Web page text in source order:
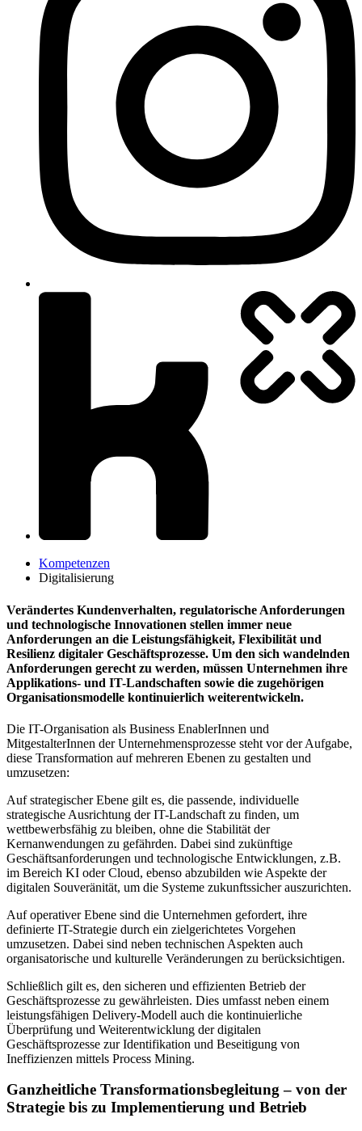
Kompetenzen
Digitalisierung
Verändertes Kundenverhalten, regulatorische Anforderungen
und technologische Innovationen stellen immer neue
Anforderungen an die Leistungsfähigkeit, Flexibilität und
Resilienz digitaler Geschäftsprozesse. Um den sich wandelnden
Anforderungen gerecht zu werden, müssen Unternehmen ihre
Applikations-​ und IT-​Landschaften sowie die zugehörigen
Organisationsmodelle kontinuierlich weiterentwickeln.
Die IT-​Organisation als Business EnablerInnen und
MitgestalterInnen der Unternehmensprozesse steht vor der Aufgabe,
diese Transformation auf mehreren Ebenen zu gestalten und
umzusetzen:
Auf strategischer Ebene gilt es, die passende, individuelle
strategische Ausrichtung der IT-​Landschaft zu finden, um
wettbewerbsfähig zu bleiben, ohne die Stabilität der
Kernanwendungen zu gefährden. Dabei sind zukünftige
Geschäftsanforderungen und technologische Entwicklungen, z.B.
im Bereich KI oder Cloud, ebenso abzubilden wie Aspekte der
digitalen Souveränität, um die Systeme zukunftssicher auszurichten.
Auf operativer Ebene sind die Unternehmen gefordert, ihre
definierte IT-​Strategie durch ein zielgerichtetes Vorgehen
umzusetzen. Dabei sind neben technischen Aspekten auch
organisatorische und kulturelle Veränderungen zu berücksichtigen.
Schließlich gilt es, den sicheren und effizienten Betrieb der
Geschäftsprozesse zu gewährleisten. Dies umfasst neben einem
leistungsfähigen Delivery-​Modell auch die kontinuierliche
Überprüfung und Weiterentwicklung der digitalen
Geschäftsprozesse zur Identifikation und Beseitigung von
Ineffizienzen mittels Process Mining.
Ganzheitliche Transformationsbegleitung – von der
Strategie bis zu Implementierung und Betrieb